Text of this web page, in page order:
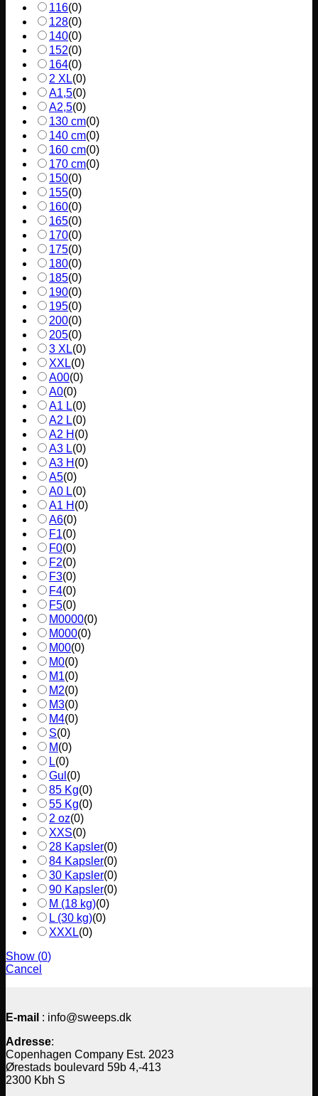
116(0)
128(0)
140(0)
152(0)
164(0)
2 XL(0)
A1,5(0)
A2,5(0)
130 cm(0)
140 cm(0)
160 cm(0)
170 cm(0)
150(0)
155(0)
160(0)
165(0)
170(0)
175(0)
180(0)
185(0)
190(0)
195(0)
200(0)
205(0)
3 XL(0)
XXL(0)
A00(0)
A0(0)
A1 L(0)
A2 L(0)
A2 H (0)
A3 L(0)
A3 H (0)
A5(0)
A0 L(0)
A1 H (0)
A6(0)
F1(0)
F0(0)
F2(0)
F3(0)
F4(0)
F5(0)
M0000(0)
M000(0)
M00(0)
M0(0)
M1(0)
M2(0)
M3(0)
M4(0)
S(0)
M(0)
L(0)
Gul (0)
85 Kg(0)
55 Kg(0)
2 oz(0)
XXS(0)
28 Kapsler(0)
84 Kapsler(0)
30 Kapsler(0)
90 Kapsler(0)
M (18 kg)(0)
L (30 kg)(0)
XXXL(0)
Show (0)
Cancel
E-mail : info@sweeps.dk
Adresse:
Copenhagen Company Est. 2023
Ørestads boulevard 59b 4,-413
2300 Kbh S